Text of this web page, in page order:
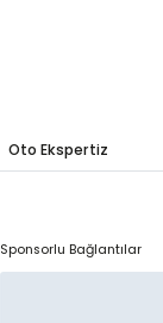
Oto Ekspertiz
Sponsorlu Bağlantılar